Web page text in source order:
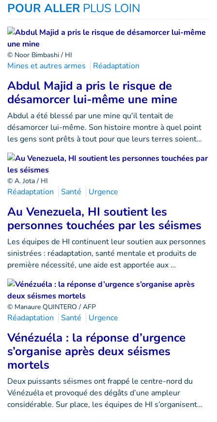
POUR ALLER PLUS LOIN
© Noor Bimbashi / HI
Mines et autres armes Réadaptation
Abdul Majid a pris le risque de
désamorcer lui-même une mine
Abdul a été blessé par une mine qu'il tentait de
désamorcer lui-même. Son histoire montre à quel point
les gens sont prêts à tout pour que leurs terres soient…
© A. Jota / HI
Réadaptation Santé Urgence
Au Venezuela, HI soutient les
personnes touchées par les séismes
Les équipes de HI continuent leur soutien aux personnes
sinistrées : réadaptation, santé mentale et produits de
première nécessité, une aide est apportée aux …
© Manaure QUINTERO / AFP
Réadaptation Santé Urgence
Vénézuéla : la réponse d’urgence
s’organise après deux séismes
mortels
Deux puissants séismes ont frappé le centre-nord du
Vénézuéla et provoqué des dégâts d’une ampleur
considérable. Sur place, les équipes de HI s’organisent…